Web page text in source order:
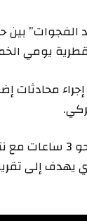
الفجوات”
يومي
محادثات
وقد صرح بلينكن عقب
يهدف إلى